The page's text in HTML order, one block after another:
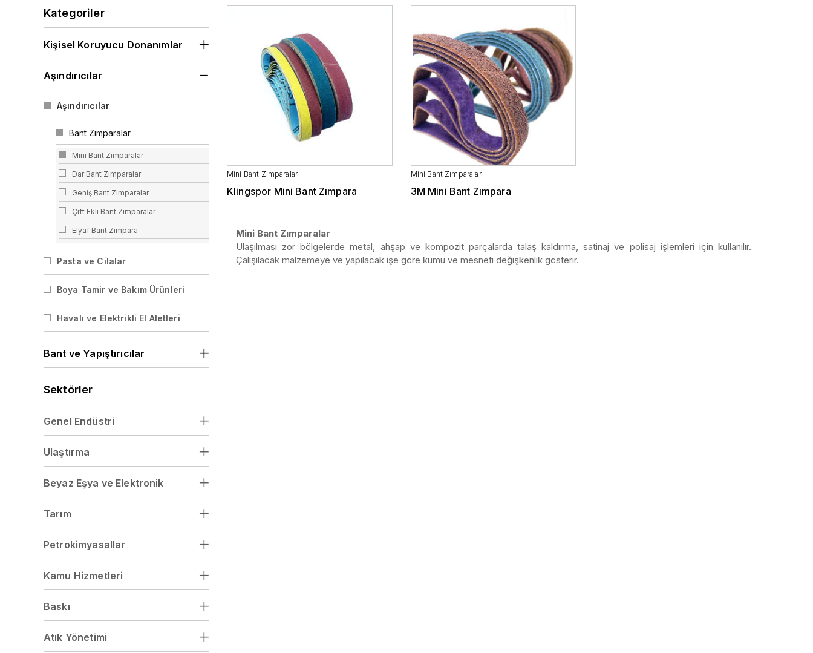
Kategoriler
Kişisel Koruyucu Donanımlar
Aşındırıcılar
Aşındırıcılar
Bant Zımparalar
Mini Bant Zımparalar
Dar Bant Zımparalar
Geniş Bant Zımparalar
Çift Ekli Bant Zımparalar
Elyaf Bant Zımpara
Mop Zımparalar
Flap Disk Zımparalar
Sünger Zımparalar
Kesme ve Çapak Alma Taşları
Pasta ve Cilalar
Boya Tamir ve Bakım Ürünleri
Havalı ve Elektrikli El Aletleri
Bant ve Yapıştırıcılar
Sektörler
Genel Endüstri
Ulaştırma
Beyaz Eşya ve Elektronik
Tarım
Petrokimyasallar
Kamu Hizmetleri
Baskı
Atık Yönetimi
Mini Bant Zımparalar
Klingspor Mini Bant Zımpara
Mini Bant Zımparalar
3M Mini Bant Zımpara
Mini Bant Zımparalar
Ulaşılması zor bölgelerde metal, ahşap ve kompozit parçalarda talaş kaldırma, satinaj ve polisaj işlemleri için kullanılır.
Çalışılacak malzemeye ve yapılacak işe göre kumu ve mesneti değişkenlik gösterir.